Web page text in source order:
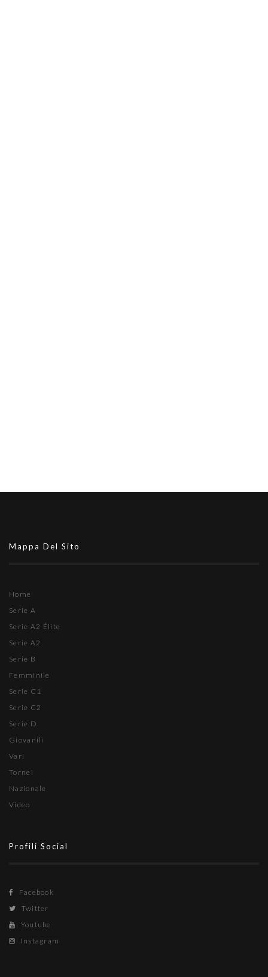
Mappa Del Sito
Home
Serie A
Serie A2 Élite
Serie A2
Serie B
Femminile
Serie C1
Serie C2
Serie D
Giovanili
Vari
Tornei
Nazionale
Video
Profili Social
Facebook
Twitter
Youtube
Instagram